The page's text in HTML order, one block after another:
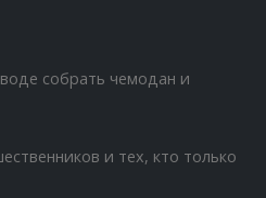
собрать чемодан и
и тех, кто только